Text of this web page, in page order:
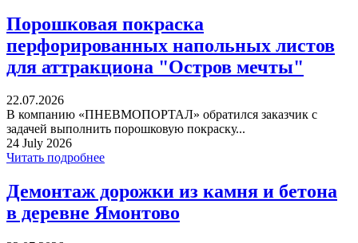
Порошковая покраска
перфорированных напольных листов
для аттракциона "Остров мечты"
22.07.2026
В компанию «ПНЕВМОПОРТАЛ» обратился заказчик с
задачей выполнить порошковую покраску...
24 July 2026
Читать подробнее
Демонтаж дорожки из камня и бетона
в деревне Ямонтово